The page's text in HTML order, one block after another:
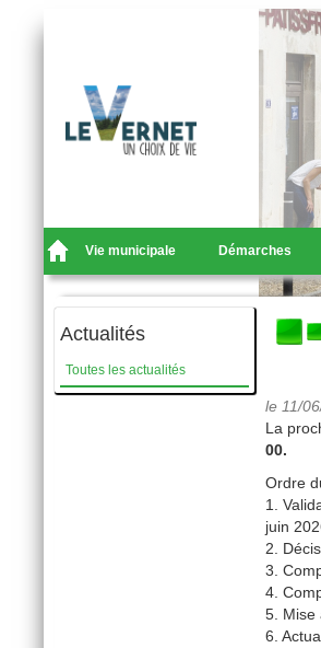
Vie municipale Démarches
Actualités
Toutes les actualités
le 11/
La
00.
Ordre
1.
juin
2.
3.
4.
5. Mise
6.